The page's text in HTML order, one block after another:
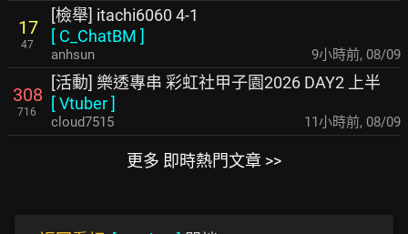
17
47
[檢舉] itachi6060 4-1
[ C_ChatBM ]
anhsun 9小時前, 08/09
308
716
[活動] 樂透專串 彩虹社甲子園2026 DAY2 上半
[Vtuber]
cloud7515 11小時前, 08/09
更多 即時熱門文章 >>